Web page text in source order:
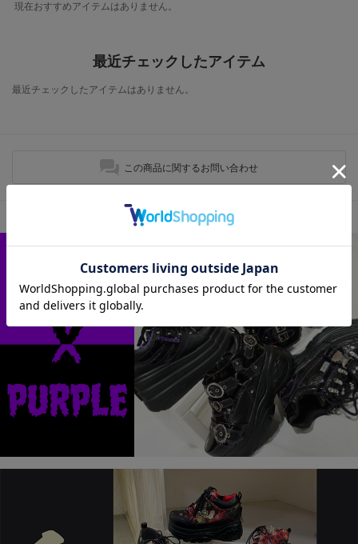
現在おすすめアイテムはありません。
最近チェックしたアイテム
最近チェックしたアイテムはありません。
この商品に関するお問い合わせ